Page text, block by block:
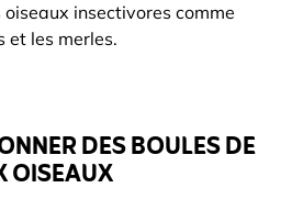
insectivores comme
et les merles.
DES BOULES DE
OISEAUX